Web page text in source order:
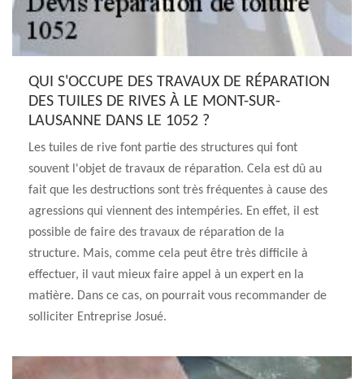
QUI S'OCCUPE DES TRAVAUX DE RÉPARATION
DES TUILES DE RIVES À LE MONT-SUR-
LAUSANNE DANS LE 1052 ?
Les tuiles de rive font partie des structures qui font
souvent l'objet de travaux de réparation. Cela est dû au
fait que les destructions sont très fréquentes à cause des
agressions qui viennent des intempéries. En effet, il est
possible de faire des travaux de réparation de la
structure. Mais, comme cela peut être très difficile à
effectuer, il vaut mieux faire appel à un expert en la
matière. Dans ce cas, on pourrait vous recommander de
solliciter Entreprise Josué.